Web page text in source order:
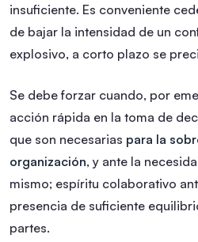
insuficiente. Es conveniente
de bajar la intensidad de un
explosivo, a corto plazo se
Se debe forzar cuando, por
acción rápida en la toma de
que son necesarias para la
organización, y ante la
mismo; espíritu colaborativo
presencia de suficiente
partes.